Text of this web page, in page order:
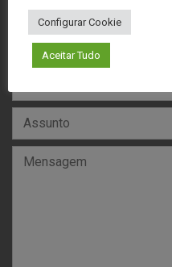
Configurar Cookie
Aceitar Tudo